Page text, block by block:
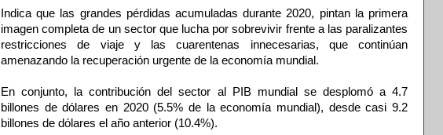
Indica que las grandes pérdidas acumuladas durante 2020, pintan la primera
imagen completa de un sector que lucha por sobrevivir frente a las paralizantes
restricciones de viaje y las cuarentenas innecesarias, que continúan
amenazando la recuperación urgente de la economía mundial.
En conjunto, la contribución del sector al PIB mundial se desplomó a 4.7
billones de dólares en 2020 (5.5% de la economía mundial), desde casi 9.2
billones de dólares el año anterior (10.4%).